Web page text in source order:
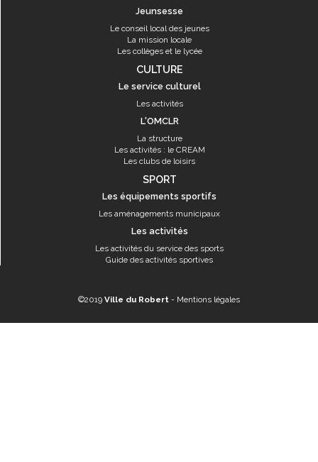
Jeunsesse
Le conseil local des jeunes
La mission locale
Les collèges et le lycée
CULTURE
Le service culturel
Les activités
L'OMCLR
La structure
Les activités : le CREAM
Les clubs de loisirs
SPORT
Les équipements sportifs
Les aménagements municipaux
Les activités
Les activités du service des sports
Guide des activités sportives
©2019 Ville du Robert - Mentions légales